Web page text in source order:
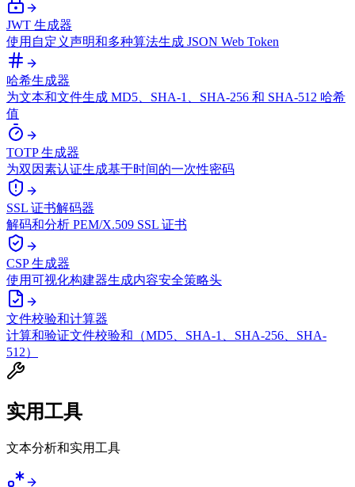
JWT 生成器
使用自定义声明和多种算法生成 JSON Web Token
哈希生成器
为文本和文件生成 MD5、SHA-1、SHA-256 和 SHA-512 哈希
值
TOTP 生成器
为双因素认证生成基于时间的一次性密码
SSL 证书解码器
解码和分析 PEM/X.509 SSL 证书
CSP 生成器
使用可视化构建器生成内容安全策略头
文件校验和计算器
计算和验证文件校验和（MD5、SHA-1、SHA-256、SHA-
512）
实用工具
文本分析和实用工具